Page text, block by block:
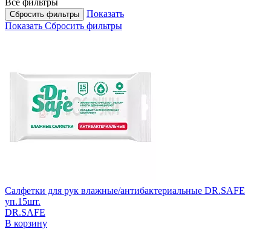
Сбросить фильтры
Показать
Показать Сбросить фильтры
Салфетки для рук влажные/антибактериальные DR.SAFE
уп.15шт.
DR.SAFE
В корзину